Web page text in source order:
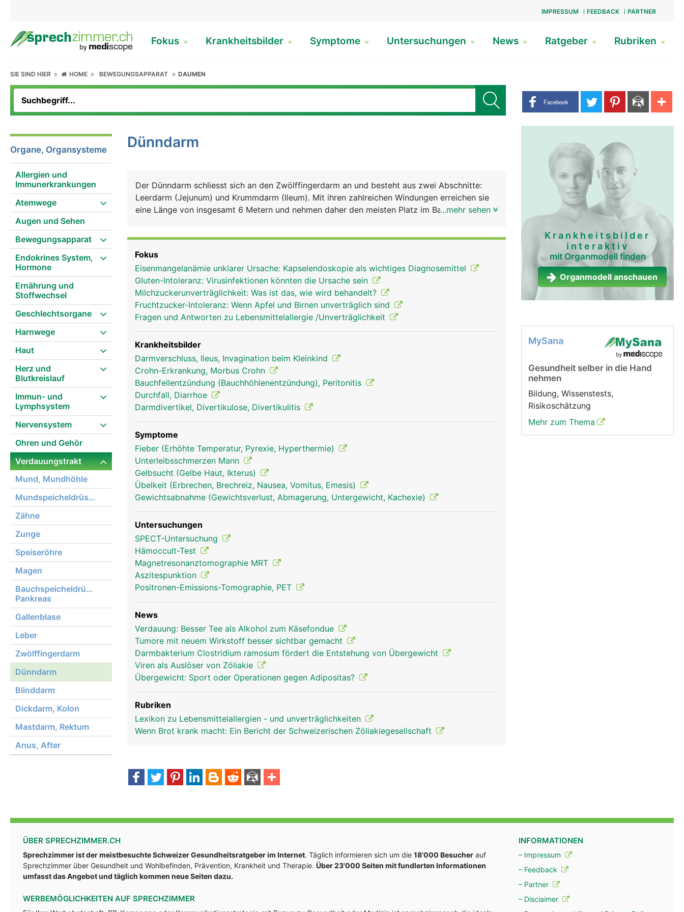
IMPRESSUM FEEDBACK PARTNER
Fokus Krankheitsbilder Symptome Untersuchungen News Ratgeber Rubriken
SIE SIND HIER HOME BEWEGUNGSAPPARAT DAUMEN
Share buttons
Facebook
Organe, Organsysteme
Allergien und
Immunerkrankungen
Atemwege
Augen und Sehen
Bewegungsapparat
Endokrines System,
Hormone
Ernährung und
Stoffwechsel
Geschlechtsorgane
Harnwege
Haut
Herz und
Blutkreislauf
Immun- und
Lymphsystem
Nervensystem
Ohren und Gehör
Verdauungstrakt
Mund, Mundhöhle
Mundspeicheldrüsen
Zähne
Zunge
Speiseröhre
Magen
Bauchspeicheldrüse,
Pankreas
Gallenblase
Leber
Zwölffingerdarm
Dünndarm
Blinddarm
Dickdarm, Kolon
Mastdarm, Rektum
Anus, After
Dünndarm
Der Dünndarm schliesst sich an den Zwölffingerdarm an und besteht aus zwei Abschnitte:
Leerdarm (Jejunum) und Krummdarm (Ileum). Mit ihren zahlreichen Windungen erreichen sie
eine Länge von insgesamt 6 Metern und nehmen daher den meisten Platz im Bauchraum ein.
Resorptionsfläche stark vergrössert wird. Die Nährstoffe gelangen über die Darmschleimhaut
ins Blut und werden über die Pfortader zur Leber transportiert.
dünndarm frau dünndarm mann
...mehr sehen
Fokus
Eisenmangelanämie unklarer Ursache: Kapselendoskopie als wichtiges Diagnosemittel
Gluten-Intoleranz: Virusinfektionen könnten die Ursache sein
Milchzuckerunverträglichkeit: Was ist das, wie wird behandelt?
Fruchtzucker-Intoleranz: Wenn Apfel und Birnen unverträglich sind
Fragen und Antworten zu Lebensmittelallergie /Unverträglichkeit
Krankheitsbilder
Darmverschluss, Ileus, Invagination beim Kleinkind
Crohn-Erkrankung, Morbus Crohn
Bauchfellentzündung (Bauchhöhlenentzündung), Peritonitis
Durchfall, Diarrhoe
Darmdivertikel, Divertikulose, Divertikulitis
Symptome
Fieber (Erhöhte Temperatur, Pyrexie, Hyperthermie)
Unterleibsschmerzen Mann
Gelbsucht (Gelbe Haut, Ikterus)
Übelkeit (Erbrechen, Brechreiz, Nausea, Vomitus, Emesis)
Gewichtsabnahme (Gewichtsverlust, Abmagerung, Untergewicht, Kachexie)
Untersuchungen
SPECT-Untersuchung
Hämoccult-Test
Magnetresonanztomographie MRT
Aszitespunktion
Positronen-Emissions-Tomographie, PET
News
Verdauung: Besser Tee als Alkohol zum Käsefondue
Tumore mit neuem Wirkstoff besser sichtbar gemacht
Darmbakterium Clostridium ramosum fördert die Entstehung von Übergewicht
Viren als Auslöser von Zöliakie
Übergewicht: Sport oder Operationen gegen Adipositas?
Rubriken
Lexikon zu Lebensmittelallergien - und unverträglichkeiten
Wenn Brot krank macht: Ein Bericht der Schweizerischen Zöliakiegesellschaft
Krankheitsbilder
interaktiv
mit Organmodell finden
Organmodell anschauen
MySana
Gesundheit selber in die Hand
nehmen
Bildung, Wissenstests,
Risikoschätzung
Mehr zum Thema
ÜBER SPRECHZIMMER.CH
Sprechzimmer ist der meistbesuchte Schweizer Gesundheitsratgeber im Internet. Täglich informieren sich um die 18'000 Besucher auf
Sprechzimmer über Gesundheit und Wohlbefinden, Prävention, Krankheit und Therapie. Über 23'000 Seiten mit fundlerten Informationen
umfasst das Angebot und täglich kommen neue Seiten dazu.
WERBEMÖGLICHKEITEN AUF SPRECHZIMMER
INFORMATIONEN
– Impressum
– Feedback
– Partner
– Disclaimer